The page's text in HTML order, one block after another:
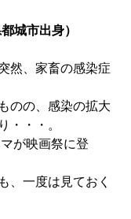
城市出身）
然、家畜の感染症
のの、感染の拡大
・・・。
が映画祭に登
、一度は見ておく